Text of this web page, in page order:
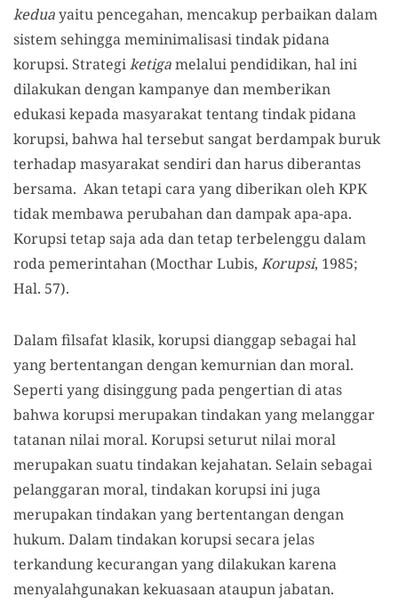
keduayaitu pencegahan, mencakup perbaikan dalam
sistem sehingga meminimalisasi tindak pidana
korupsi. Strategiketigamelalui pendidikan, hal ini
dilakukan dengan kampanye dan memberikan
edukasi kepada masyarakat tentang tindak pidana
korupsi, bahwa hal tersebut sangat berdampak buruk
terhadap masyarakat sendiri dan harus diberantas
bersama. Akan tetapi cara yang diberikan oleh KPK
tidak membawa perubahan dan dampak apa-apa.
Korupsi tetap saja ada dan tetap terbelenggu dalam
roda pemerintahan (Mocthar Lubis, Korupsi, 1985;
Hal. 57).
Dalam filsafat klasik, korupsi dianggap sebagai hal
yang bertentangan dengan kemurnian dan moral.
Seperti yang disinggung pada pengertian di atas
bahwa korupsi merupakan tindakan yang melanggar
tatanan nilai moral. Korupsi seturut nilai moral
merupakan suatu tindakan kejahatan. Selain sebagai
pelanggaran moral, tindakan korupsi ini juga
merupakan tindakan yang bertentangan dengan
hukum. Dalam tindakan korupsi secara jelas
terkandung kecurangan yang dilakukan karena
menyalahgunakan kekuasaan ataupun jabatan.